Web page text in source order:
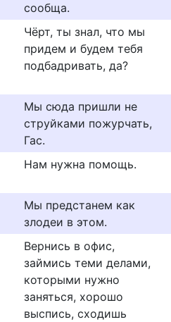
сообща.
Чёрт, ты знал, что мы
придем и будем тебя
подбадривать, да?
Мы сюда пришли не
струйками пожурчать,
Гас.
Нам нужна помощь.
Мы предстанем как
злодеи в этом.
Вернись в офис,
займись теми делами,
которыми нужно
заняться, хорошо
выспись, сходишь